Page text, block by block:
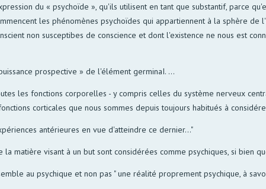
du « psychoïde », qu'ils utilisent en tant que substantif, parce
les phénomènes psychoïdes qui appartiennent à la sphère de
non susceptibes de conscience et dont l'existence ne nous est
prospective » de l'élément germinaI. ...
les fonctions corporelles - y compris celles du système nerveux
corticales que nous sommes depuis toujours habitués à
antérieures en vue d'atteindre ce dernier..."
matière visant à un but sont considérées comme psychiques, si bien
au psychique et non pas " une réalité proprement psychique, à